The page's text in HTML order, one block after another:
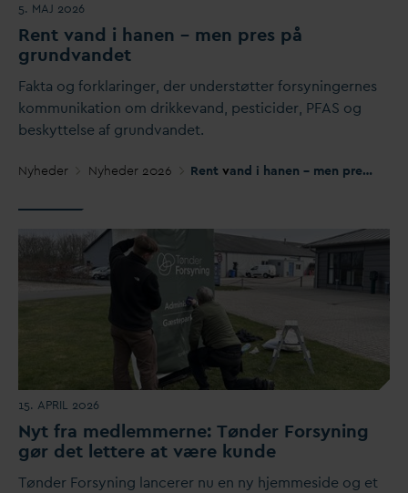
5. MAJ 2026
Rent vand i hanen – men pres på
grundvandet
Fakta og forklaringer, der understøtter forsyningernes
kommunikation om drikkevand, pesticider, PFAS og
beskyttelse af grundvandet.
Nyheder Nyheder 2026 Rent vand i hanen – men pres på grund
15. APRIL 2026
Nyt fra medlemmerne: Tønder Forsyning
gør det lettere at være kunde
Tønder Forsyning lancerer nu en ny hjemmeside og et